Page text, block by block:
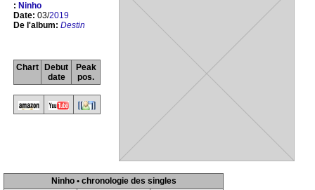
: Ninho
Date: 03/2019
De l'album: Destin
Chart
Debut
date
Peak
pos.
Ninho • chronologie des singles